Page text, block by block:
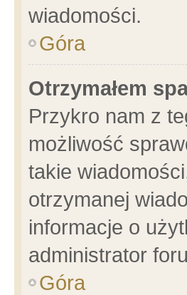
wiadomości.
Góra
Otrzymałem
Przykro nam z
możliwość
takie
otrzymanej
informacje o
administrator
Góra